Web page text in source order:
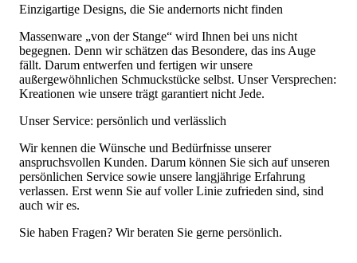
Einzigartige Designs, die Sie andernorts nicht finden
Massenware „von der Stange“ wird Ihnen bei uns nicht
begegnen. Denn wir schätzen das Besondere, das ins Auge
fällt. Darum entwerfen und fertigen wir unsere
außergewöhnlichen Schmuckstücke selbst. Unser Versprechen:
Kreationen wie unsere trägt garantiert nicht Jede.
Unser Service: persönlich und verlässlich
Wir kennen die Wünsche und Bedürfnisse unserer
anspruchsvollen Kunden. Darum können Sie sich auf unseren
persönlichen Service sowie unsere langjährige Erfahrung
verlassen. Erst wenn Sie auf voller Linie zufrieden sind, sind
auch wir es.
Sie haben Fragen? Wir beraten Sie gerne persönlich.